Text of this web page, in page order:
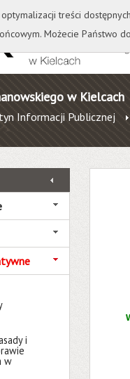
Biblioteka Wydawnictwo
w Kielcach
Informacji Publicznej
i
w
treści
Możecie Państwo